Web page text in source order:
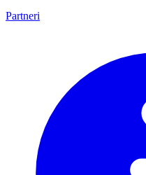
Partneri